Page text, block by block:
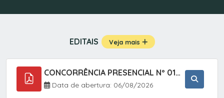
EDITAIS Veja mais
CONCORRÊNCIA PRESENCIAL Nº 019/2025 - PAVIMENTAÇÃO ASFÁLTICA EM TRECHO DA RUA 2 NO BAIRRO VILA SOARES NO MUNICÍPIO DE SETE BARRAS/SP.
Data de abertura: 06/08/2026